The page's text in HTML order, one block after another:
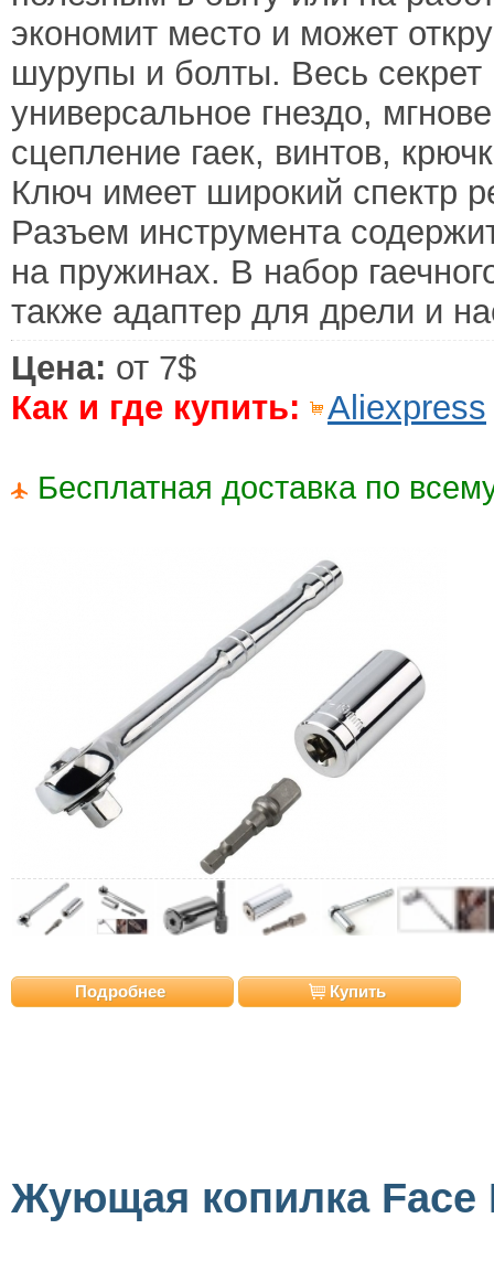
экономит место и может
шурупы и болты. Весь
универсальное гнездо,
сцепление гаек, винтов,
Ключ имеет широкий спектр
Разъем инструмента
на пружинах. В набор
также адаптер для дрели и
Цена: от 7$
Как и где купить:
Aliexpress
Бесплатная доставка по
Подробнее Купить
Жующая копилка Face